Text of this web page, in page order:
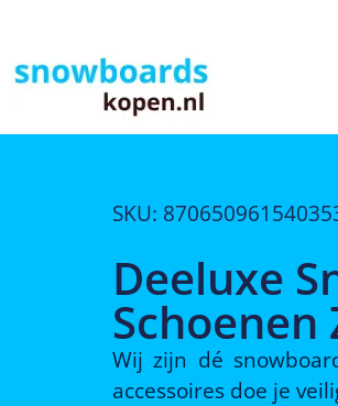
SKU:
Deeluxe
Schoenen
Wij zijn dé
accessoires doe je